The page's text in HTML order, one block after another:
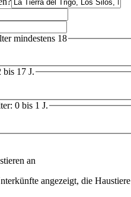
mindestens 18
17 J.
0 bis 1 J.
an
angezeigt, die Haustiere